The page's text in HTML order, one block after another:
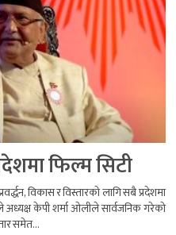
फिल्म सिटी
विकास र विस्तारको लागि सबै प्रदेशमा
अध्यक्ष केपी शर्मा ओलीले सार्वजनिक गरेको
समेत...